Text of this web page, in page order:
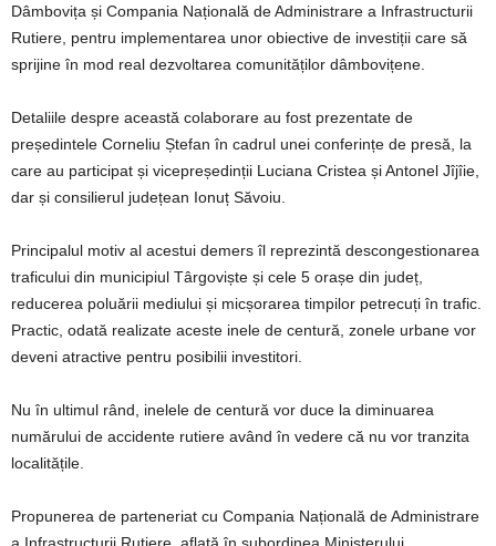
Dâmbovița și Compania Națională de Administrare a Infrastructurii
Rutiere, pentru implementarea unor obiective de investiții care să
sprijine în mod real dezvoltarea comunităților dâmbovițene.
Detaliile despre această colaborare au fost prezentate de
președintele Corneliu Ștefan în cadrul unei conferințe de presă, la
care au participat și vicepreședinții Luciana Cristea și Antonel Jîjîie,
dar și consilierul județean Ionuț Săvoiu.
Principalul motiv al acestui demers îl reprezintă descongestionarea
traficului din municipiul Târgoviște și cele 5 orașe din județ,
reducerea poluării mediului și micșorarea timpilor petrecuți în trafic.
Practic, odată realizate aceste inele de centură, zonele urbane vor
deveni atractive pentru posibilii investitori.
Nu în ultimul rând, inelele de centură vor duce la diminuarea
numărului de accidente rutiere având în vedere că nu vor tranzita
localitățile.
Propunerea de parteneriat cu Compania Națională de Administrare